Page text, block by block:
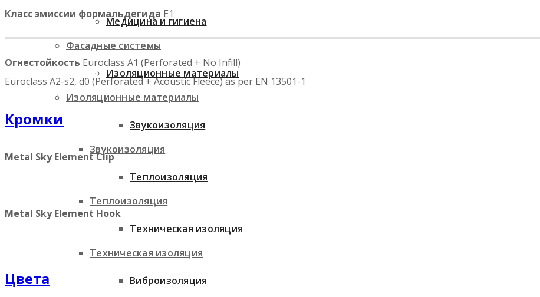
Фасадные системы
Изоляционные материалы
Звукоизоляция
Теплоизоляция
Техническая изоляция
Медицина и гигиена
Изоляционные материалы
Звукоизоляция
Теплоизоляция
Техническая изоляция
Виброизоляция
Класс эмиссии формальдегида E1
Огнестойкость Euroclass A1 (Perforated + No Infill)
Euroclass A2-s2, d0 (Perforated + Acoustic Fleece) as per EN 13501-1
Кромки
Metal Sky Element Clip
Metal Sky Element Hook
Цвета